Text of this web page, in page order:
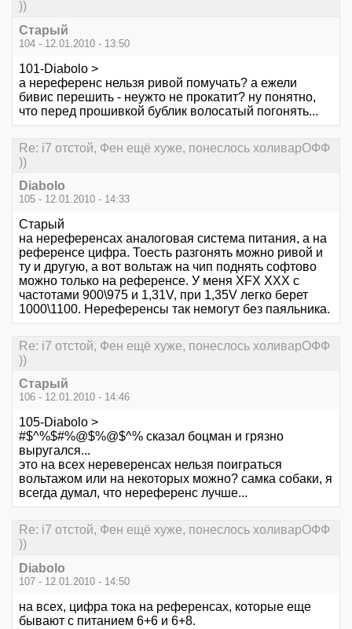
))
Старый
104 - 12.01.2010 - 13:50
101-Diabolo >
а нереференс нельзя ривой помучать? а ежели
бивис перешить - неужто не прокатит? ну понятно,
что перед прошивкой бублик волосатый погонять...
Re: i7 отстой, Фен ещё хуже, понеслось холиварОФФ
))
Diabolo
105 - 12.01.2010 - 14:33
Старый
на нереференсах аналоговая система питания, а на
референсе цифра. Тоесть разгонять можно ривой и
ту и другую, а вот вольтаж на чип поднять софтово
можно только на референсе. У меня XFX XXX с
частотами 900\975 и 1,31V, при 1,35V легко берет
1000\1100. Нереференсы так немогут без паяльника.
Re: i7 отстой, Фен ещё хуже, понеслось холиварОФФ
))
Старый
106 - 12.01.2010 - 14:46
105-Diabolo >
#$^%$#%@$%@$^% сказал боцман и грязно
выругался...
это на всех нереверенсах нельзя поиграться
вольтажом или на некоторых можно? самка собаки, я
всегда думал, что нереференс лучше...
Re: i7 отстой, Фен ещё хуже, понеслось холиварОФФ
))
Diabolo
107 - 12.01.2010 - 14:50
на всех, цифра тока на референсах, которые еще
бывают с питанием 6+6 и 6+8.